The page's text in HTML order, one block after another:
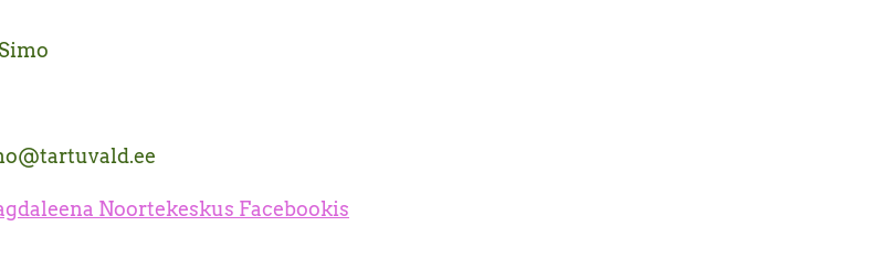
Noortekeskus Facebookis